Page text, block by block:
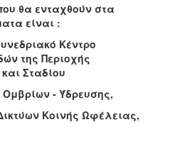
θα ενταχθούν στα
είναι :
Κέντρο
της Περιοχής
Σταδίου
- Ύδρευσης,
Κοινής Ωφέλειας,